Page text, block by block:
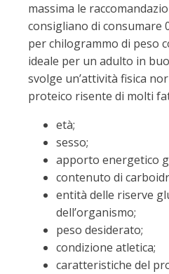
massima le
consigliano di consumare
per chilogrammo di peso
ideale per un adulto in
svolge un’attività fisica
proteico risente di molti
età;
sesso;
apporto energetico
contenuto di
entità delle riserve
dell’organismo;
peso desiderato;
condizione atletica;
caratteristiche del